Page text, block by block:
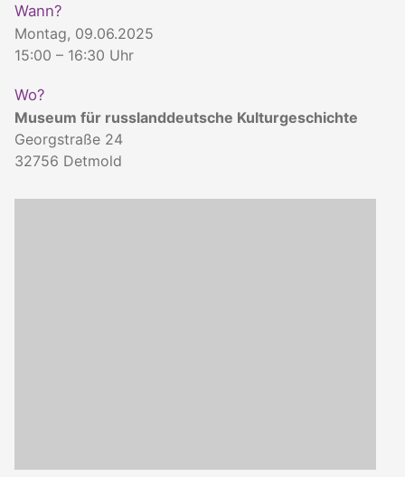
Wann?
Montag, 09.06.2025
15:00 – 16:30 Uhr
Wo?
Museum für russlanddeutsche Kulturgeschichte
Georgstraße 24
32756 Detmold